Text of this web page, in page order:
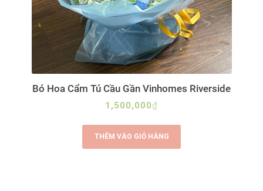
Bó Hoa Cẩm Tú Cầu Gần Vinhomes Riverside
1,500,000₫
THÊM VÀO GIỎ HÀNG